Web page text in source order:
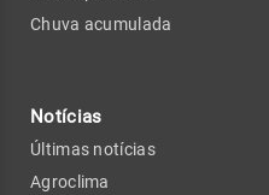
Chuva acumulada
Notícias
Últimas notícias
Agroclima